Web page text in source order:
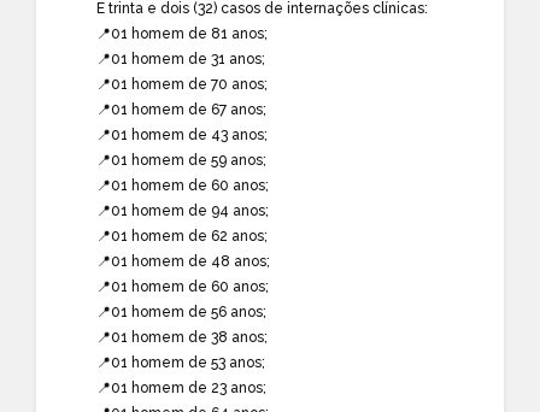
E trinta e dois (32) casos de internações clínicas:
📍01 homem de 81 anos;
📍01 homem de 31 anos;
📍01 homem de 70 anos;
📍01 homem de 67 anos;
📍01 homem de 43 anos;
📍01 homem de 59 anos;
📍01 homem de 60 anos;
📍01 homem de 94 anos;
📍01 homem de 62 anos;
📍01 homem de 48 anos;
📍01 homem de 60 anos;
📍01 homem de 56 anos;
📍01 homem de 38 anos;
📍01 homem de 53 anos;
📍01 homem de 23 anos;